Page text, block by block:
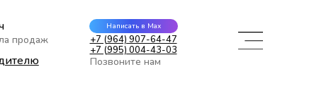
Позвоните нам
+7 (964) 907-64-47
+7 (995) 004-43-03
продаж
Написать в Max